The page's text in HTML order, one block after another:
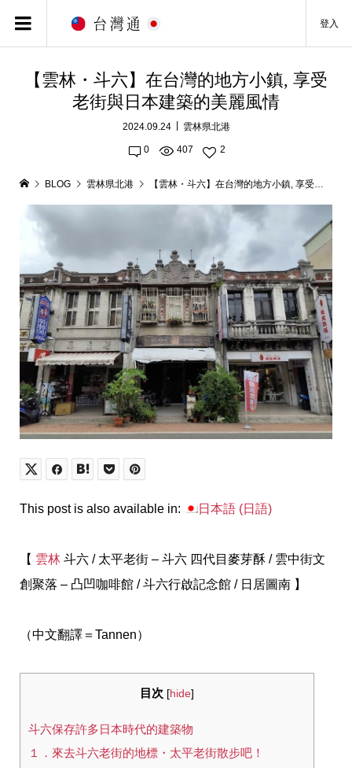
登入
【雲林・斗六】在台灣的地方小鎮, 享受
老街與日本建築的美麗風情
2024.09.24 雲林県北港
0 407 2
BLOG 雲林県北港 【雲林・斗六】在台灣的地方小鎮, 享受老街與日本建築的美麗風情
This post is also available in: 日本語(日語)
【 雲林斗六 / 太平老街 – 斗六 四代目麥芽酥 / 雲中街文
創聚落 – 凸凹咖啡館 / 斗六行啟記念館 / 日居圖南 】
（中文翻譯＝Tannen）
目次 [hide]
斗六保存許多日本時代的建築物
１．來去斗六老街的地標・太平老街散步吧！